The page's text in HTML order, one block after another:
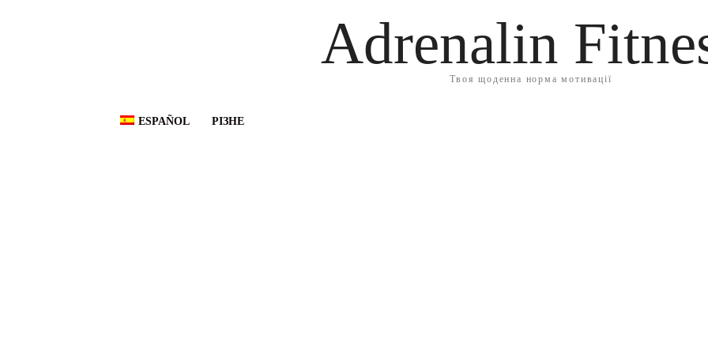
Adrenalin
Твоя щоденна норма мотивації
ESPAÑOL РІЗНЕ